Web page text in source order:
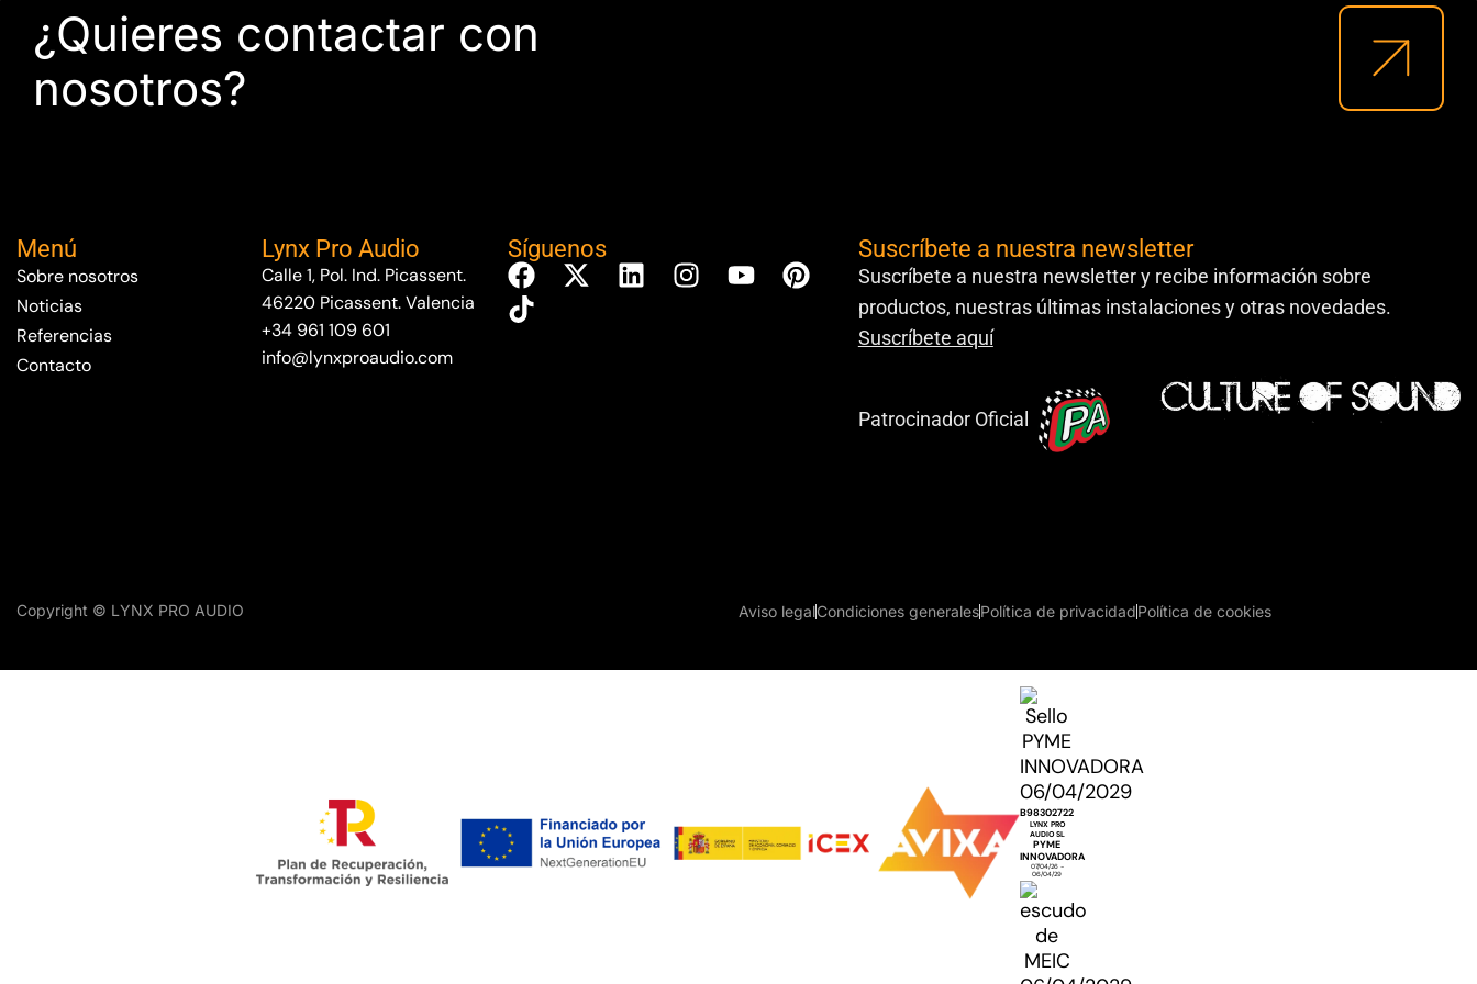
¿Quieres contactar con
nosotros?
Menú
Sobre nosotros
Noticias
Referencias
Contacto
Lynx Pro Audio
Calle 1, Pol. Ind. Picassent.
46220 Picassent. Valencia
+34 961 109 601
info@lynxproaudio.com
Síguenos Suscríbete a nuestra newsletter
Suscríbete a nuestra newsletter y recibe información sobre
productos, nuestras últimas instalaciones y otras novedades.
Suscríbete aquí
Patrocinador Oficial
Copyright © LYNX PRO AUDIO Aviso legalCondiciones generalesPolítica de privacidadPolítica de cookies
B98302722
LYNX PRO
AUDIO SL
PYME
INNOVADORA
07/04/26 -
06/04/29